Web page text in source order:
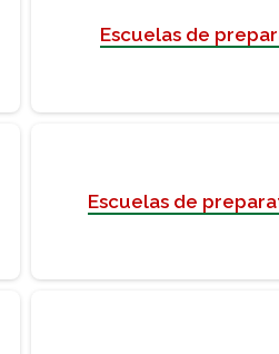
Escuelas de
Escuelas de